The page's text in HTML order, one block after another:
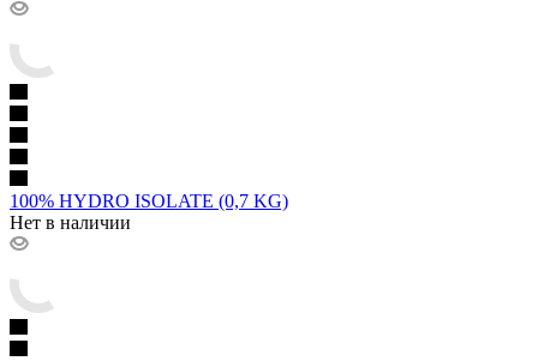
100% HYDRO ISOLATE (0,7 KG)
Нет в наличии